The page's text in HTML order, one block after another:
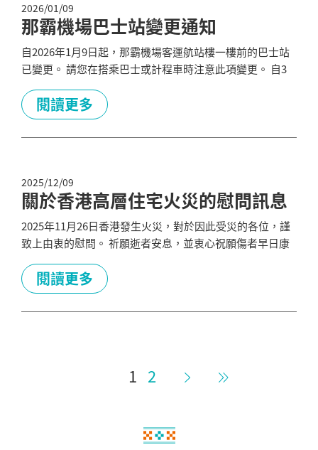
2026/01/09
那霸機場巴士站變更通知
自2026年1月9日起，那霸機場客運航站樓一樓前的巴士站
已變更。 請您在搭乘巴士或計程車時注意此項變更。 自3
示最近四班公車的到站資訊，以及時刻表與路線圖。 系統
亦支援多語言顯示，敬請多加利用。 更多信息，請訪問那
霸機場 官網。...
閱讀更多
2025/12/09
關於香港高層住宅火災的慰問訊息
2025年11月26日香港發生火災，對於因此受災的各位，謹
致上由衷的慰問。 祈願逝者安息，並衷心祝願傷者早日康
光、文化、商務等方面累積了深厚的交流。 我們深切關懷
各位，心與您們同在。 衷心祈願平穩的日常生活能早日恢
復。 一般財團法人沖繩觀光會議局 會長 浜田京介
閱讀更多
1 2